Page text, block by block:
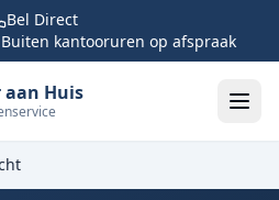
Bel Direct
Buiten kantooruren op afspraak
Huis